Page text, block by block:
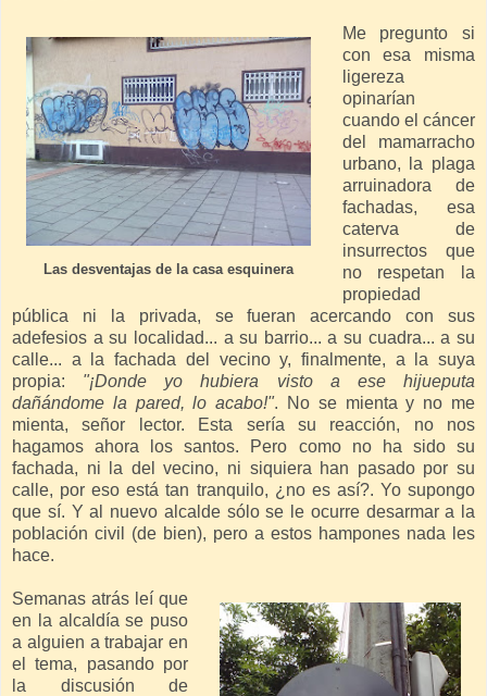
Las desventajas de la casa esquinera
Me pregunto si
con esa misma
ligereza
opinarían
cuando el cáncer
del mamarracho
urbano, la plaga
arruinadora de
fachadas, esa
caterva de
insurrectos que
no respetan la
propiedad
pública ni la privada, se fueran acercando con sus
adefesios a su localidad... a su barrio... a su cuadra... a su
calle... a la fachada del vecino y, finalmente, a la suya
propia: "¡Donde yo hubiera visto a ese hijueputa
dañándome la pared, lo acabo!". No se mienta y no me
mienta, señor lector. Esta sería su reacción, no nos
hagamos ahora los santos. Pero como no ha sido su
fachada, ni la del vecino, ni siquiera han pasado por su
calle, por eso está tan tranquilo, ¿no es así?. Yo supongo
que sí. Y al nuevo alcalde sólo se le ocurre desarmar a la
población civil (de bien), pero a estos hampones nada les
hace.
Semanas atrás leí que
en la alcaldía se puso
a alguien a trabajar en
el tema, pasando por
la discusión de